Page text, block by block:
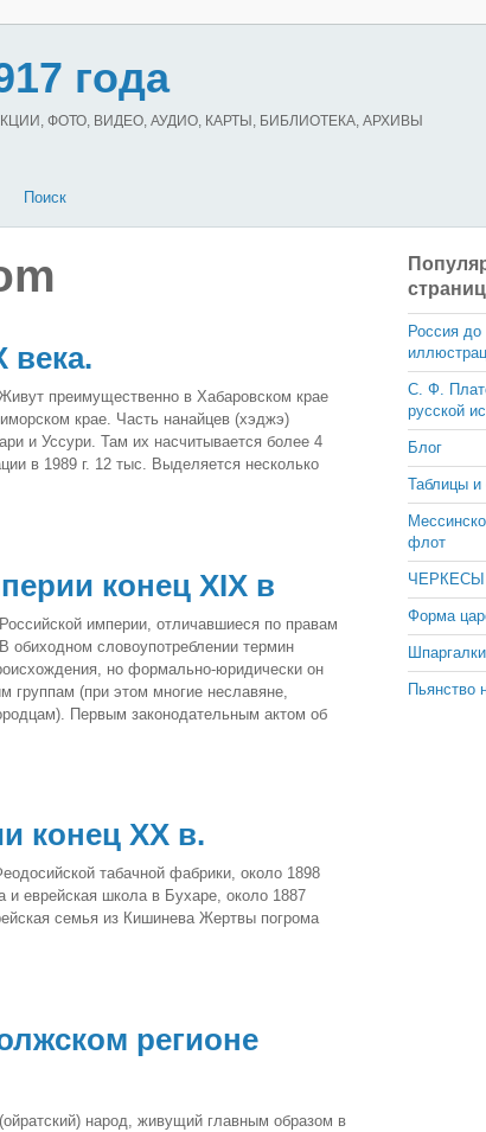
года
ФОТО, ВИДЕО, АУДИО, КАРТЫ, БИБЛИОТЕКА, АРХИВЫ
Поиск
века.
преимущественно в Хабаровском крае
крае. Часть нанайцев (хэджэ)
и Уссури. Там их насчитывается более 4
в 1989 г. 12 тыс. Выделяется несколько
конец XIX в
империи, отличавшиеся по правам
обиходном словоупотреблении термин
но формально-юридически он
группам (при этом многие неславяне,
Первым законодательным актом об
конец XX в.
табачной фабрики, около 1898
и еврейская школа в Бухаре, около 1887
семья из Кишинева Жертвы погрома
регионе
народ, живущий главным образом в
Россия
С. Ф.
русской
Блог
Таблицы
флот
ЧЕРКЕСЫ
Форма
Шпаргалки
Пьянство